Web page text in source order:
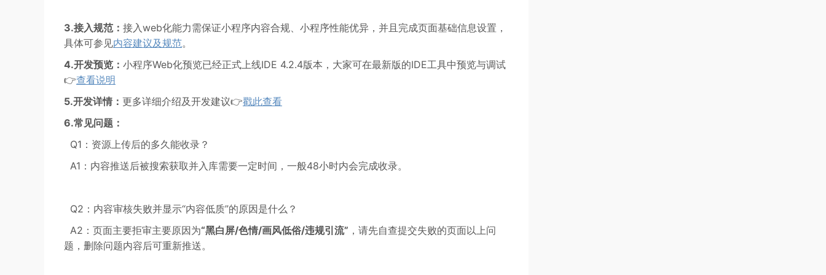
3.接入规范： 接入web化能力需保证小程序内容合规、小程序性能优异，并且完成页面基础信息设置，
具体可参见内容建议及规范。
4.开发预览： 小程序Web化预览已经正式上线IDE 4.2.4版本，大家可在最新版的IDE工具中预览与调试
👉查看说明
5.开发详情： 更多详细介绍及开发建议👉戳此查看
6.常见问题：
Q1：资源上传后的多久能收录？
A1：内容推送后被搜索获取并入库需要一定时间，一般48小时内会完成收录。
Q2：内容审核失败并显示“内容低质”的原因是什么？
A2：页面主要拒审主要原因为“黑白屏/色情/画风低俗/违规引流” ，请先自查提交失败的页面以上问
题，删除问题内容后可重新推送。